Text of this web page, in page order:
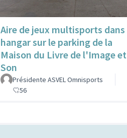
Aire de jeux multisports dans
hangar sur le parking de la
Maison du Livre de l'Image
Son
Présidente ASVEL Omnisports
56